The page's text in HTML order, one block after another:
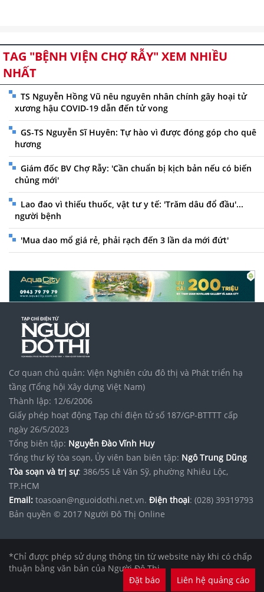
TAG "BỆNH VIỆN CHỢ RẪY" XEM NHIỀU
NHẤT
TS Nguyễn Hồng Vũ nêu nguyên nhân chính gây hoại tử
xương hậu COVID-19 dẫn đến tử vong
GS-TS Nguyễn Sĩ Huyên: Tự hào vì được đóng góp cho quê
hương
Giám đốc BV Chợ Rẫy: 'Cần chuẩn bị kịch bản nếu có biến
chủng mới'
Lao đao vì thiếu thuốc, vật tư y tế: 'Trăm dâu đổ đầu'...
người bệnh
'Mua dao mổ giá rẻ, phải rạch đến 3 lần da mới đứt'
Cơ quan chủ quản: Viện Nghiên cứu đô thị và Phát triển hạ
tầng (Tổng hội Xây dựng Việt Nam)
Thành lập: 12/6/2006
Giấy phép hoạt động Tạp chí điện tử số 187/GP-BTTTT cấp
ngày 26/5/2023
Tổng biên tập: Nguyễn Đào Vĩnh Huy
Tổng thư ký tòa soạn, Ủy viên ban biên tập: Ngô Trung Dũng
Tòa soạn và trị sự: 386/55 Lê Văn Sỹ, phường Nhiêu Lộc,
TP.HCM
Email: toasoan@nguoidothi.net.vn. Điện thoại: (028) 39319793
Bản quyền © 2017 Người Đô Thị Online
*Chỉ được phép sử dụng thông tin từ website này khi có chấp
thuận bằng văn bản của Người Đô Thị.
Đặt báo
Liên hệ quảng cáo